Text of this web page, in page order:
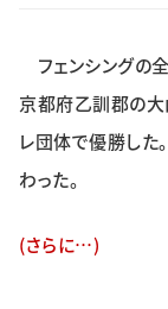
スポーツ
フェンシングの
京都府乙訓郡の
レ団体で優勝した
わった。
(さらに…)